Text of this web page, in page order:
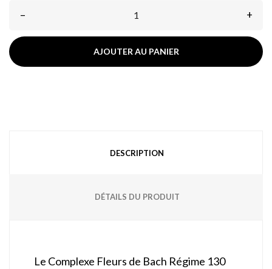
– +
AJOUTER AU PANIER
DESCRIPTION
DÉTAILS DU PRODUIT
Le Complexe Fleurs de Bach Régime 130